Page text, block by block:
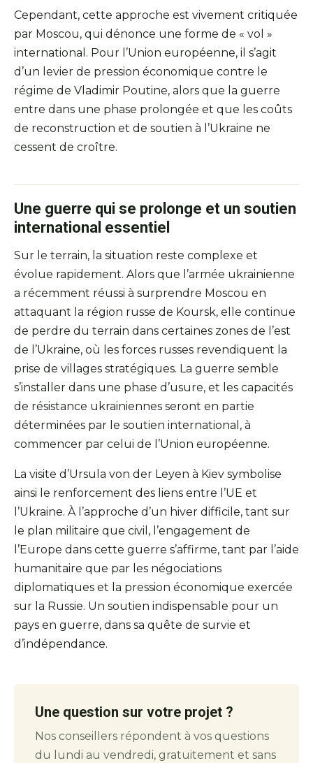
Cependant, cette approche est vivement critiquée
par Moscou, qui dénonce une forme de « vol »
international. Pour l’Union européenne, il s’agit
d’un levier de pression économique contre le
régime de Vladimir Poutine, alors que la guerre
entre dans une phase prolongée et que les coûts
de reconstruction et de soutien à l’Ukraine ne
cessent de croître.
Une guerre qui se prolonge et un soutien
international essentiel
Sur le terrain, la situation reste complexe et
évolue rapidement. Alors que l’armée ukrainienne
a récemment réussi à surprendre Moscou en
attaquant la région russe de Koursk, elle continue
de perdre du terrain dans certaines zones de l’est
de l’Ukraine, où les forces russes revendiquent la
prise de villages stratégiques. La guerre semble
s’installer dans une phase d’usure, et les capacités
de résistance ukrainiennes seront en partie
déterminées par le soutien international, à
commencer par celui de l’Union européenne.
La visite d’Ursula von der Leyen à Kiev symbolise
ainsi le renforcement des liens entre l’UE et
l’Ukraine. À l’approche d’un hiver difficile, tant sur
le plan militaire que civil, l’engagement de
l’Europe dans cette guerre s’affirme, tant par l’aide
humanitaire que par les négociations
diplomatiques et la pression économique exercée
sur la Russie. Un soutien indispensable pour un
pays en guerre, dans sa quête de survie et
d’indépendance.
Une question sur votre projet ?
Nos conseillers répondent à vos questions
du lundi au vendredi, gratuitement et sans